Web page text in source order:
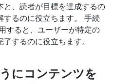
と、読者が目標を達成するの
するのに役立ちます。 手続
すると、ユーザーが特定の
するのに役立ちます。
にコンテンツを